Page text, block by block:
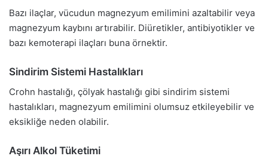
Bazı ilaçlar, vücudun magnezyum emilimini azaltabilir veya
magnezyum kaybını artırabilir. Diüretikler, antibiyotikler ve
bazı kemoterapi ilaçları buna örnektir.
Sindirim Sistemi Hastalıkları
Crohn hastalığı, çölyak hastalığı gibi sindirim sistemi
hastalıkları, magnezyum emilimini olumsuz etkileyebilir ve
eksikliğe neden olabilir.
Aşırı Alkol Tüketimi